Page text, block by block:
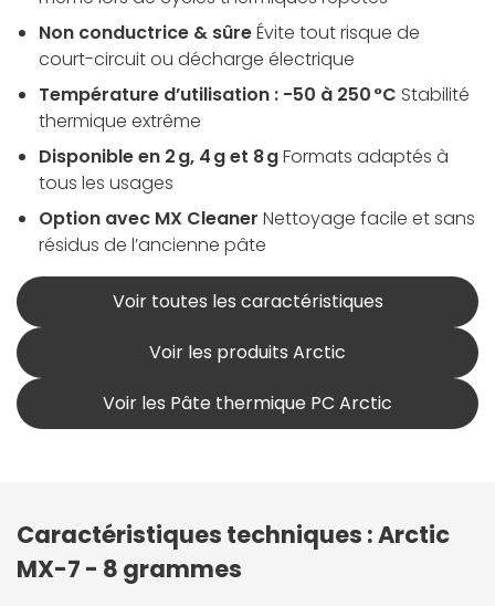
Non conductrice & sûreÉvite tout risque de
court-circuit ou décharge électrique
Température d’utilisation : -50 à 250 °C Stabilité
thermique extrême
Disponible en 2 g, 4 g et 8 gFormats adaptés à
tous les usages
Option avec MX Cleaner Nettoyage facile et sans
résidus de l’ancienne pâte
Voir toutes les caractéristiques
Voir les produits Arctic
Voir les Pâte thermique PC Arctic
Caractéristiques techniques : Arctic
MX-7 - 8 grammes